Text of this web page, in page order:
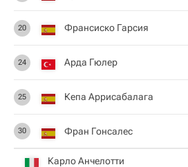
20 Франсиско Гарсия
24 Арда Гюлер
25 Кепа Аррисабалага
30 Фран Гонсалес
Карло Анчелотти